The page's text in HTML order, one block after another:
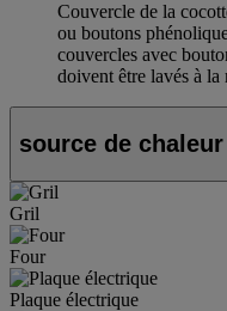
Couvercle de la
ou boutons
couvercles avec
doivent être lavés à
source de chaleur
Gril
Four
Plaque électrique